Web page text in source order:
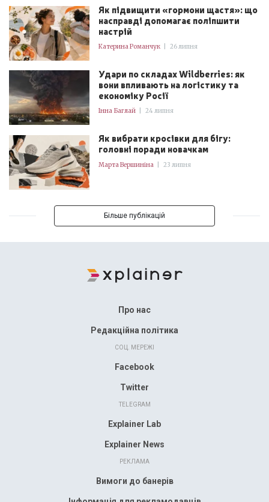
Як підвищити «гормони щастя»: що
насправді допомагає поліпшити
настрій
Катерина Романчук 26 липня
Удари по складах Wildberries: як
вони впливають на логістику та
економіку Росії
Інна Баглай 24 липня
Як вибрати кросівки для бігу:
головні поради новачкам
Марта Вершиніна 23 липня
Більше публікацій
Про нас
Редакційна політика
СОЦ. МЕРЕЖІ
Facebook
Twitter
TELEGRAM
Explainer Lab
Explainer News
РЕКЛАМА
Вимоги до банерів